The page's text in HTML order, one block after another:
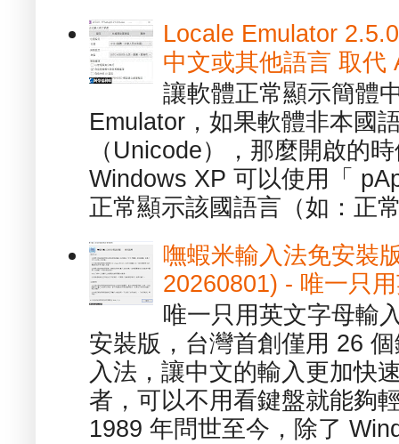
Locale Emulator
中文或其他語言 取代
讓軟體正常顯示簡體
Emulator，如果軟體非本國
（Unicode），那麼開啟的
Windows XP 可以使用「
正常顯示該國語言（如：正
嘸蝦米輸入法免安裝
20260801) - 唯一只
唯一只用英文字母輸
安裝版，台灣首創僅用 26
入法，讓中文的輸入更加快
者，可以不用看鍵盤就能夠
1989 年問世至今，除了